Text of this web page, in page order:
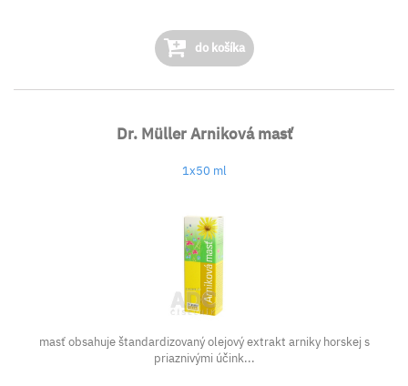
do košíka
Dr. Müller Arniková masť
1x50 ml
masť obsahuje štandardizovaný olejový extrakt arniky horskej s
priaznivými účink...